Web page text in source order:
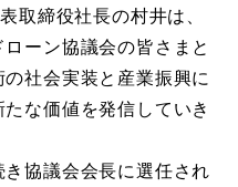
取締役社長の村井は、
ーン協議会の皆さまと
社会実装と産業振興に
な価値を発信していき
協議会会長に選任され